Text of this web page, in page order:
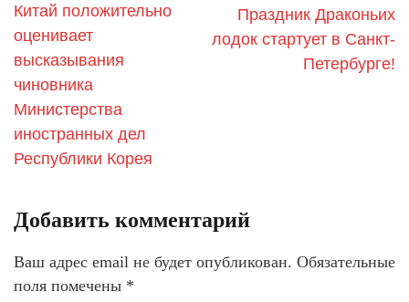
Китай положительно
оценивает
высказывания
чиновника
Министерства
иностранных дел
Республики Корея
Праздник Драконьих
лодок стартует в Санкт-
Петербурге!
Добавить комментарий
Ваш адрес email не будет опубликован. Обязательные
поля помечены *